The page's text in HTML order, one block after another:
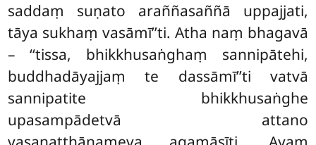
saddaṃ suṇato araññasaññā uppajjati,
tāya sukhaṃ vasāmī’’ti. Atha naṃ bhagavā
– ‘‘tissa, bhikkhusaṅghaṃ sannipātehi,
buddhadāyajjaṃ te dassāmī’’ti vatvā
sannipatite bhikkhusaṅghe
upasampādetvā attano